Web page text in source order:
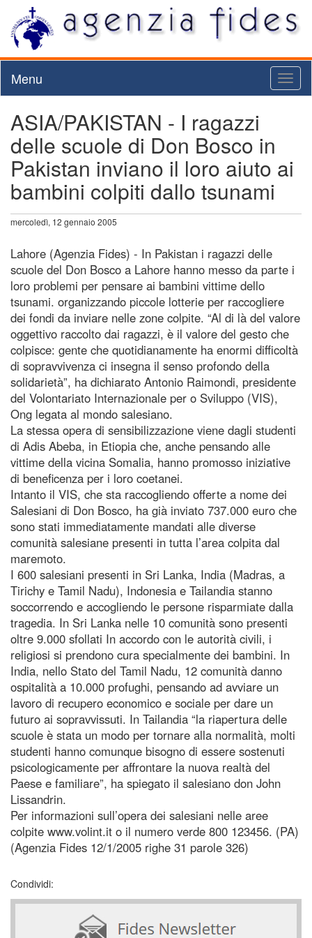
Menu
ASIA/PAKISTAN - I ragazzi
delle scuole di Don Bosco in
Pakistan inviano il loro aiuto ai
bambini colpiti dallo tsunami
mercoledì, 12 gennaio 2005
Lahore (Agenzia Fides) - In Pakistan i ragazzi delle
scuole del Don Bosco a Lahore hanno messo da parte i
loro problemi per pensare ai bambini vittime dello
tsunami. organizzando piccole lotterie per raccogliere
dei fondi da inviare nelle zone colpite. “Al di là del valore
oggettivo raccolto dai ragazzi, è il valore del gesto che
colpisce: gente che quotidianamente ha enormi difficoltà
di sopravvivenza ci insegna il senso profondo della
solidarietà”, ha dichiarato Antonio Raimondi, presidente
del Volontariato Internazionale per o Sviluppo (VIS),
Ong legata al mondo salesiano.
La stessa opera di sensibilizzazione viene dagli studenti
di Adis Abeba, in Etiopia che, anche pensando alle
vittime della vicina Somalia, hanno promosso iniziative
di beneficenza per i loro coetanei.
Intanto il VIS, che sta raccogliendo offerte a nome dei
Salesiani di Don Bosco, ha già inviato 737.000 euro che
sono stati immediatamente mandati alle diverse
comunità salesiane presenti in tutta l’area colpita dal
maremoto.
I 600 salesiani presenti in Sri Lanka, India (Madras, a
Tirichy e Tamil Nadu), Indonesia e Tailandia stanno
soccorrendo e accogliendo le persone risparmiate dalla
tragedia. In Sri Lanka nelle 10 comunità sono presenti
oltre 9.000 sfollati In accordo con le autorità civili, i
religiosi si prendono cura specialmente dei bambini. In
India, nello Stato del Tamil Nadu, 12 comunità danno
ospitalità a 10.000 profughi, pensando ad avviare un
lavoro di recupero economico e sociale per dare un
futuro ai sopravvissuti. In Tailandia “la riapertura delle
scuole è stata un modo per tornare alla normalità, molti
studenti hanno comunque bisogno di essere sostenuti
psicologicamente per affrontare la nuova realtà del
Paese e familiare”, ha spiegato il salesiano don John
Lissandrin.
Per informazioni sull’opera dei salesiani nelle aree
colpite www.volint.it o il numero verde 800 123456. (PA)
(Agenzia Fides 12/1/2005 righe 31 parole 326)
Condividi: